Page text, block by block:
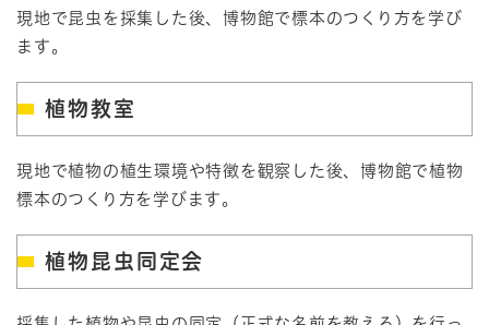
現地で昆虫を採集した後、博物館で標本のつくり方を学び
ます。
植物教室
現地で植物の植生環境や特徴を観察した後、博物館で植物
標本のつくり方を学びます。
植物昆虫同定会